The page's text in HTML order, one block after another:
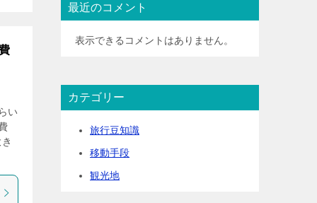
い
最近のコメント
表示できるコメントはありません。
カテゴリー
旅行豆知識
移動手段
観光地